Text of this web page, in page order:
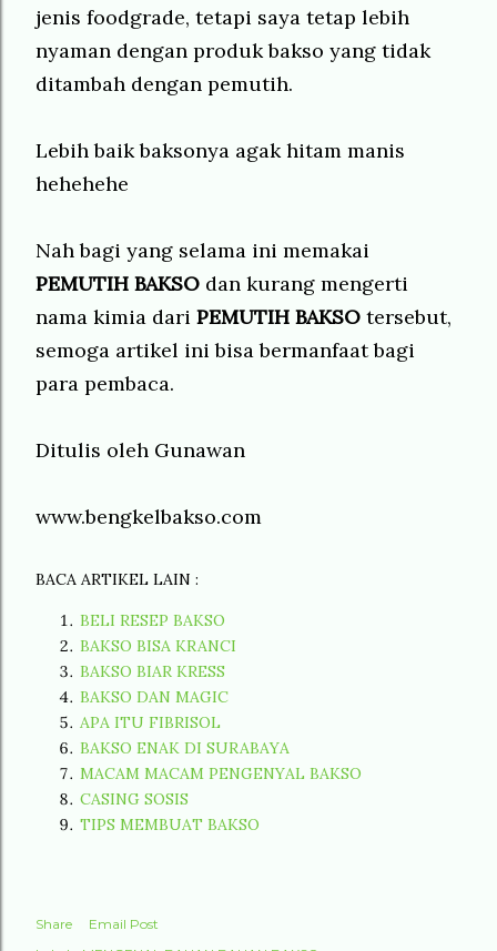
jenis foodgrade, tetapi saya tetap lebih
nyaman dengan produk bakso yang tidak
ditambah dengan pemutih.
Lebih baik baksonya agak hitam manis
hehehehe
Nah bagi yang selama ini memakai
PEMUTIH BAKSO dan kurang mengerti
nama kimia dari PEMUTIH BAKSO tersebut,
semoga artikel ini bisa bermanfaat bagi
para pembaca.
Ditulis oleh Gunawan
www.bengkelbakso.com
BACA ARTIKEL LAIN :
BELI RESEP BAKSO
BAKSO BISA KRANCI
BAKSO BIAR KRESS
BAKSO DAN MAGIC
APA ITU FIBRISOL
BAKSO ENAK DI SURABAYA
MACAM MACAM PENGENYAL BAKSO
CASING SOSIS
TIPS MEMBUAT BAKSO
Share
Email Post